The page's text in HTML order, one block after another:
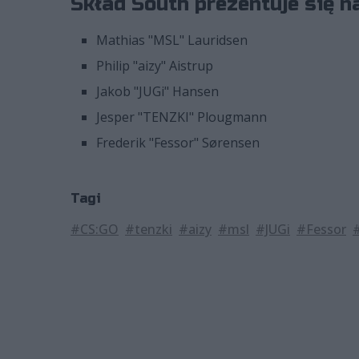
Mathias "⁠MSL⁠" Lauridsen
Philip "⁠aizy⁠" Aistrup
Jakob "⁠JUGi⁠" Hansen
Jesper "⁠TENZKI⁠" Plougmann
Frederik "⁠Fessor⁠" Sørensen
Tagi
#CS:GO #tenzki #aizy #msl #JUGi #Fessor